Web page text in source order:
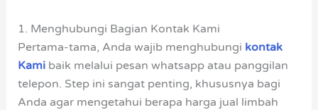
1. Menghubungi Bagian Kontak Kami
Pertama-tama, Anda wajib menghubungi kontak
Kami baik melalui pesan whatsapp atau panggilan
telepon. Step ini sangat penting, khususnya bagi
Anda agar mengetahui berapa harga jual limbah